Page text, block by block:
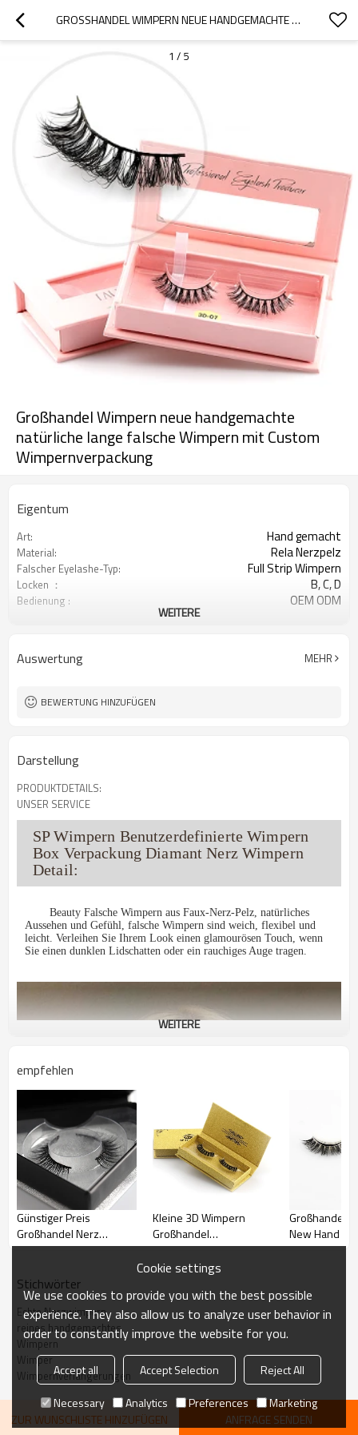
GROSSHANDEL WIMPERN NEUE HANDGEMACHTE NATÜRLICHE LANGE FALSCHE WIMPERN MIT CUSTOM WIMPERNVERPACKUNG
1 / 5
Großhandel Wimpern neue handgemachte
natürliche lange falsche Wimpern mit Custom
Wimpernverpackung
Eigentum
Art: Hand gemacht
Material: Rela Nerzpelz
Falscher Eyelashe-Typ: Full Strip Wimpern
Locken ： B, C, D
Bedienung : OEM ODM
Maßgeschneiderte paket akzeptiert
WEITERE
Auswertung MEHR
BEWERTUNG HINZUFÜGEN
Darstellung
PRODUKTDETAILS:
UNSER SERVICE
SP Wimpern Benutzerdefinierte Wimpern
Box Verpackung Diamant Nerz Wimpern
Detail:
Beauty Falsche Wimpern aus Faux-Nerz-Pelz, natürliches
Aussehen und Gefühl, falsche Wimpern sind weich, flexibel und
leicht. Verleihen Sie Ihrem Look einen glamourösen Touch, wenn
Sie einen dunklen Lidschatten oder ein rauchiges Auge tragen.
Name:
Kundenverpackung Wimpern
mit echtem Nerzpelz
Material:
Echt Nerz
Falscher Eyelashe-Typ:
Full Strip Wimpern
WEITERE
empfehlen
Günstiger Preis
Großhandel Nerz
Wimpern 5 Paar
Synthetische Wimpern
Kleine 3D Wimpern
Großhandel
Wimpernverlängerung
Faux Nerz Wimpern
Großhandel
New Hand
Custom
Stichwörter
Echte Nerzwimpern
reines handgemachtes
Wimpern
Wimper
Wimpernverlängerungen
ZUR WUNSCHLISTE HINZUFÜGEN ANFRAGE SENDEN
Cookie settings
We use cookies to provide you with the best possible
experience. They also allow us to analyze user behavior in
order to constantly improve the website for you.
Accept all Accept Selection
Reject All
Necessary
Analytics Preferences Marketing